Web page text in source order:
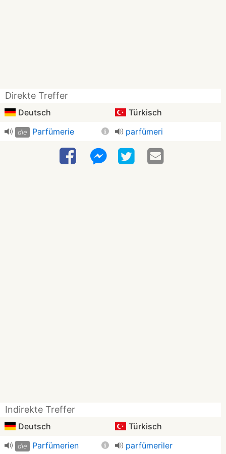
Direkte Treffer
Deutsch Türkisch
die Parfümerie parfümeri
Indirekte Treffer
Deutsch Türkisch
die Parfümerien parfümeriler